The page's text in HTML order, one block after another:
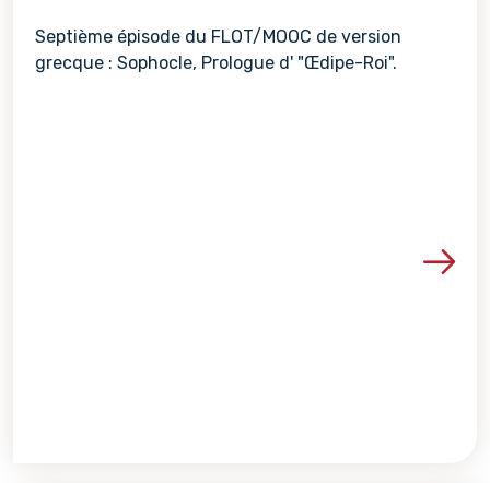
Septième épisode du FLOT/MOOC de version
grecque : Sophocle, Prologue d' "Œdipe-Roi".
Voir les détails de la